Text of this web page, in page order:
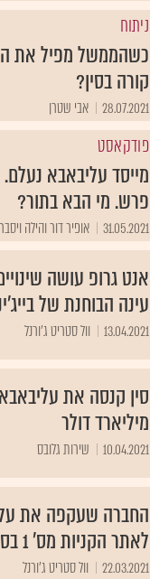
ניתוח
כשהממשל מפיל את
קורה בסין?
28.07.2021 אבי שטרן
פודקאסט
מייסד עליבאבא
פרש. מי הבא בתור?
31.05.2021 אופיר דור והילה
אנט גרופ עושה
עינה הבוחנת של
13.04.2021 וול סטריט ג'ורנל
מיליארד דולר
10.04.2021 שירות גלובס
החברה שעקפה את
לאתר הקניות מס' 1 בסין
22.03.2021 וול סטריט ג'ורנל